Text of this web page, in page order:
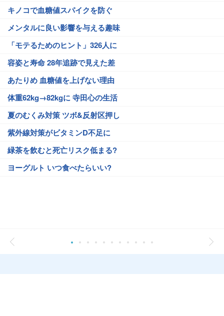
キノコで血糖値スパイクを防ぐ
メンタルに良い影響を与える趣味
「モテるためのヒント」326人に
容姿と寿命 28年追跡で見えた差
あたりめ 血糖値を上げない理由
体重62kg→82kgに 寺田心の生活
夏のむくみ対策 ツボ&反射区押し
紫外線対策がビタミンD不足に
緑茶を飲むと死亡リスク低まる?
ヨーグルト いつ食べたらいい?